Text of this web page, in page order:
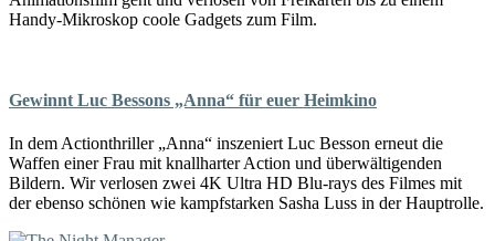
Handy-Mikroskop coole Gadgets zum Film.
Gewinnt Luc Bessons „Anna“ für euer Heimkino
In dem Actionthriller „Anna“ inszeniert Luc Besson erneut die
Waffen einer Frau mit knallharter Action und überwältigenden
Bildern. Wir verlosen zwei 4K Ultra HD Blu-rays des Filmes mit
der ebenso schönen wie kampfstarken Sasha Luss in der Hauptrolle.